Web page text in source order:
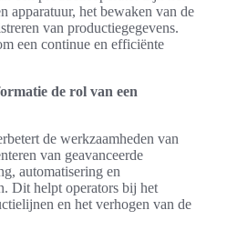
apparatuur, het bewaken van de
van productiegegevens.
een continue en efficiënte
de rol van een
de werkzaamheden van
van geavanceerde
automatisering en
Dit helpt operators bij het
en het verhogen van de